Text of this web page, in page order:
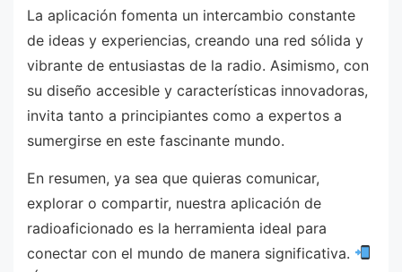
La aplicación fomenta un intercambio constante
de ideas y experiencias, creando una red sólida y
vibrante de entusiastas de la radio. Asimismo, con
su diseño accesible y características innovadoras,
invita tanto a principiantes como a expertos a
sumergirse en este fascinante mundo.
En resumen, ya sea que quieras comunicar,
explorar o compartir, nuestra aplicación de
radioaficionado es la herramienta ideal para
conectar con el mundo de manera significativa.